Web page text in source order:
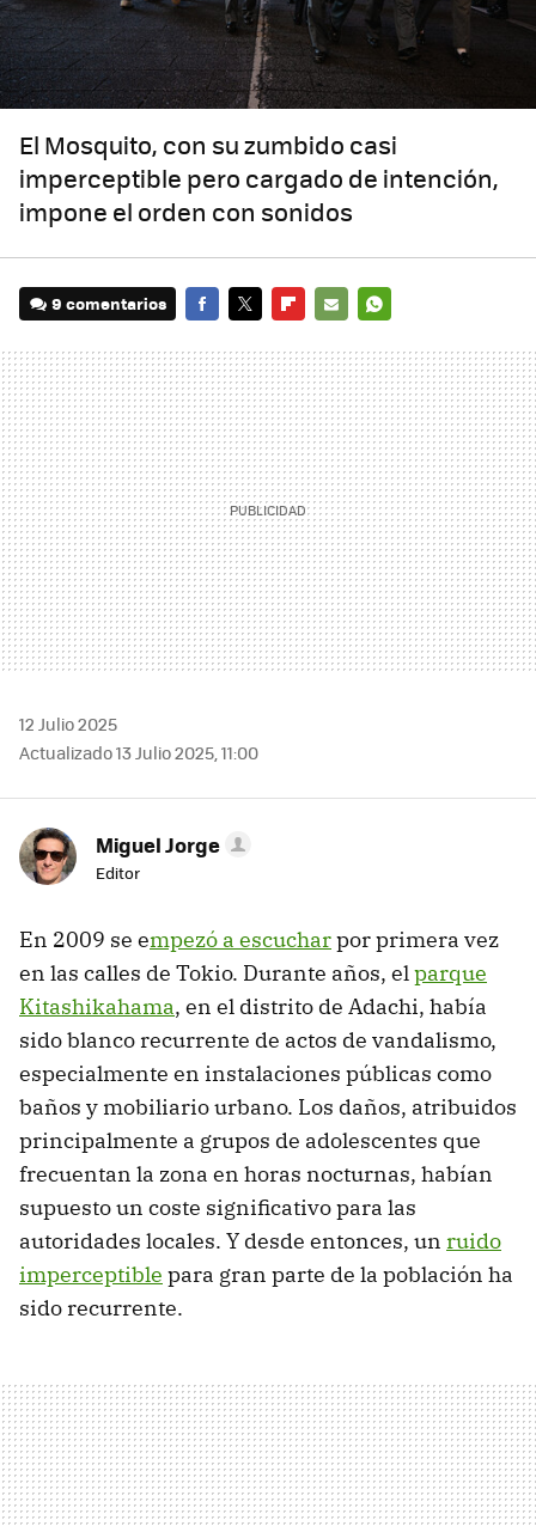
El Mosquito, con su zumbido casi
imperceptible pero cargado de intención,
impone el orden con sonidos
9 comentarios
MAIL
12 Julio 2025
Actualizado 13 Julio 2025, 11:00
Miguel Jorge
Editor
En 2009 se empezó a escucharpor primera vez
en las calles de Tokio. Durante años, elparque
Kitashikahama, en el distrito de Adachi, había
sido blanco recurrente de actos de vandalismo,
especialmente en instalaciones públicas como
baños y mobiliario urbano. Los daños, atribuidos
principalmente a grupos de adolescentes que
frecuentan la zona en horas nocturnas, habían
supuesto un coste significativo para las
autoridades locales. Y desde entonces, un ruido
imperceptible para gran parte de la población ha
sido recurrente.